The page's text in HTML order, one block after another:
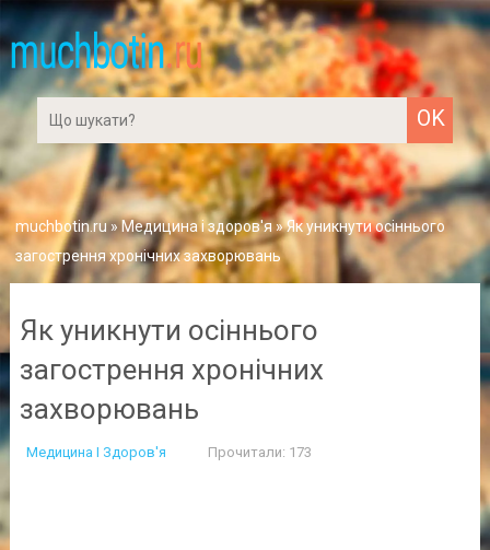
muchbotin.ru»Медицина і здоров'я» Як уникнути осіннього
загострення хронічних захворювань
Як уникнути осіннього
загострення хронічних
захворювань
Медицина І Здоров'я Прочитали: 173